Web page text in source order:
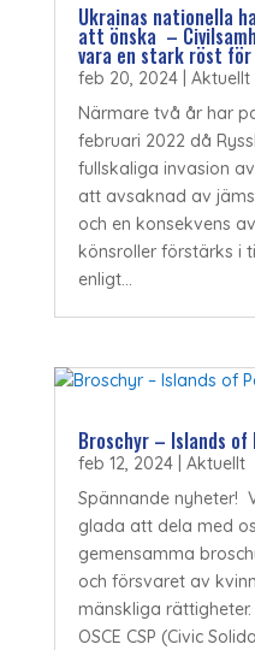
Ukrainas nationella
att önska –
vara en stark röst
feb 20, 2024| Aktuellt
Närmare två år har
februari 2022 då
fullskaliga invasion
att avsaknad av
och en konsekvens
könsroller förstärks i
enligt...
Broschyr – Islands of
feb 12, 2024| Aktuellt
Spännande nyheter!
glada att dela med
gemensamma
och försvaret av
mänskliga
OSCE CSP (Civic